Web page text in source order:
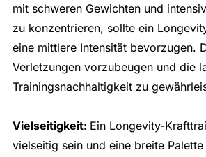
mit schweren Gewichten und
zu konzentrieren, sollte ein
eine mittlere Intensität bevorzugen.
Verletzungen vorzubeugen und die
Trainingsnachhaltigkeit zu
Vielseitigkeit: Ein Longevity-
vielseitig sein und eine breite